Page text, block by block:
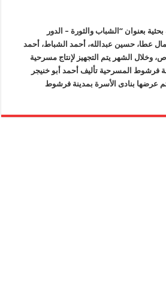
بعنوان “الشباب والثورة – الدور
عطا، حسين عبدالله، أحمد الشباط، أحمد
وخلال الشهر يتم التجهيز لإنتاج مسرحية
فرشوط المسرحية تأليف أحمد أبو خنيجر
عرضها بنادى الأسرة بمدينة فرشوط